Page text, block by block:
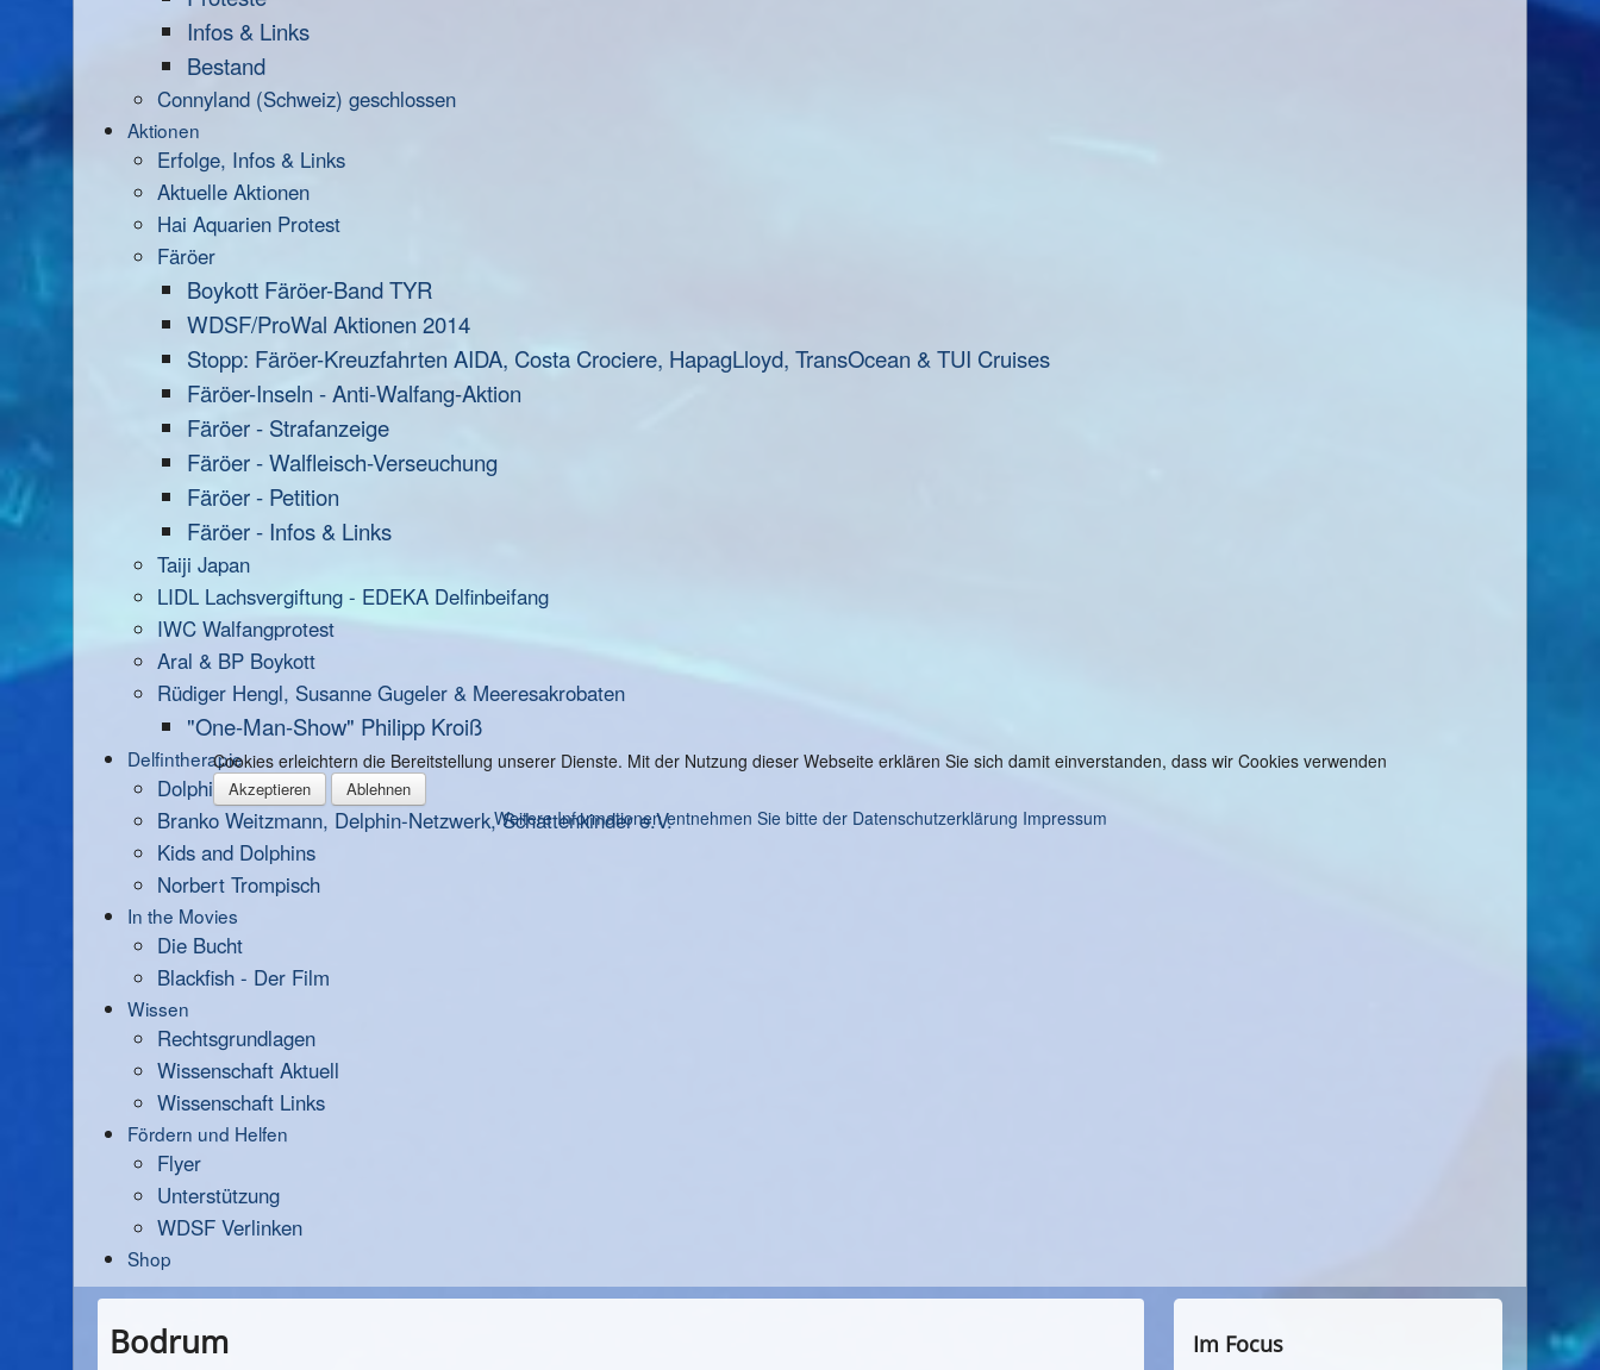
Infos & Links
Bestand
Connyland (Schweiz) geschlossen
Aktionen
Erfolge, Infos & Links
Aktuelle Aktionen
Hai Aquarien Protest
Färöer
Boykott Färöer-Band TYR
WDSF/ProWal Aktionen 2014
Stopp: Färöer-Kreuzfahrten AIDA, Costa Crociere, HapagLloyd, TransOcean & TUI Cruises
Färöer-Inseln - Anti-Walfang-Aktion
Färöer - Strafanzeige
Färöer - Walfleisch-Verseuchung
Färöer - Petition
Färöer - Infos & Links
Taiji Japan
LIDL Lachsvergiftung - EDEKA Delfinbeifang
IWC Walfangprotest
Aral & BP Boykott
Rüdiger Hengl, Susanne Gugeler & Meeresakrobaten
"One-Man-Show" Philipp Kroiß
Delfintherapie
Dolphin Aid
Branko Weitzmann, Delphin-Netzwerk, Schattenkinder e.V.
Kids and Dolphins
Norbert Trompisch
In the Movies
Die Bucht
Blackfish - Der Film
Wissen
Rechtsgrundlagen
Wissenschaft Aktuell
Wissenschaft Links
Fördern und Helfen
Flyer
Unterstützung
WDSF Verlinken
Shop
Bodrum Im Focus
Cookies erleichtern die Bereitstellung unserer Dienste. Mit der Nutzung dieser Webseite erklären Sie sich damit einverstanden, dass wir Cookies verwenden
Akzeptieren Ablehnen
Weitere Informationen entnehmen Sie bitte der Datenschutzerklärung Impressum